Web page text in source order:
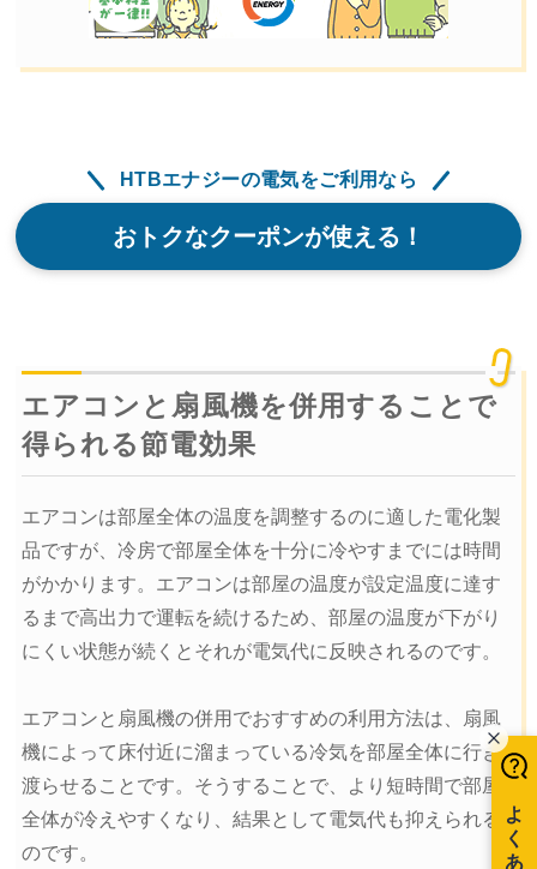
HTBエナジーの電気をご利用なら
おトクなクーポンが使える！
エアコンと扇風機を併用することで
得られる節電効果
エアコンは部屋全体の温度を調整するのに適した電化製
品ですが、冷房で部屋全体を十分に冷やすまでには時間
がかかります。エアコンは部屋の温度が設定温度に達す
るまで高出力で運転を続けるため、部屋の温度が下がり
にくい状態が続くとそれが電気代に反映されるのです。
エアコンと扇風機の併用でおすすめの利用方法は、扇風
機によって床付近に溜まっている冷気を部屋全体に行き
渡らせることです。そうすることで、より短時間で部屋
全体が冷えやすくなり、結果として電気代も抑えられる
のです。